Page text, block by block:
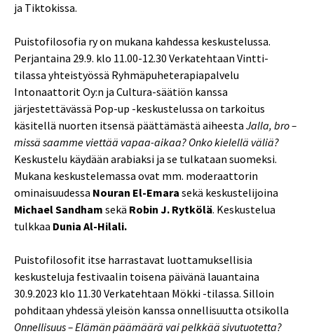
ja Tiktokissa.
Puistofilosofia ry on mukana kahdessa keskustelussa.
Perjantaina 29.9. klo 11.00-12.30 Verkatehtaan Vintti-
tilassa yhteistyössä Ryhmäpuheterapiapalvelu
Intonaattorit Oy:n ja Cultura-säätiön kanssa
järjestettävässä Pop-up -keskustelussa on tarkoitus
käsitellä nuorten itsensä päättämästä aiheesta Jalla, bro –
missä saamme viettää vapaa-aikaa? Onko kielellä väliä?
Keskustelu käydään arabiaksi ja se tulkataan suomeksi.
Mukana keskustelemassa ovat mm. moderaattorin
ominaisuudessa Nouran El-Emara sekä keskustelijoina
Michael Sandham sekä Robin J. Rytkölä. Keskustelua
tulkkaa Dunia Al-Hilali.
Puistofilosofit itse harrastavat luottamuksellisia
keskusteluja festivaalin toisena päivänä lauantaina
30.9.2023 klo 11.30 Verkatehtaan Mökki -tilassa. Silloin
pohditaan yhdessä yleisön kanssa onnellisuutta otsikolla
Onnellisuus – Elämän päämäärä vai pelkkää sivutuotetta?